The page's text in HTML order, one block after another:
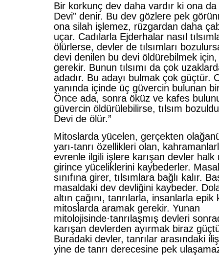
Bir korkunç dev daha vardır ki ona da
Devi” denir. Bu dev gözlere pek
ona silah işlemez, rüzgardan daha
uçar. Cadılarla Ejderhalar nasıl
ölürlerse, devler de tılsımları
devi denilen bu devi öldürebilmek için,
gerekir. Bunun tılsımı da çok
adadır. Bu adayı bulmak çok güçtür.
yanında içinde üç güvercin bulunan
Önce ada, sonra öküz ve kafes
güvercin öldürülebilirse, tılsım
Devi de ölür.”
Mitoslarda yücelen, gerçekten
yarı-tanrı özellikleri olan,
evrenle ilgili işlere karışan devler halk
girince yüceliklerini kaybederler.
sınıfına girer, tılsımlara bağlı kalır.
masaldaki dev devliğini kaybeder.
altın çağını, tanrılarla, insanlarla epik
mitoslarda aramak gerekir. Yunan
mitolojisinde·tanrılaşmış devleri
karışan devlerden ayırmak biraz
Buradaki devler, tanrılar arasındaki
yine de tanrı derecesine pek